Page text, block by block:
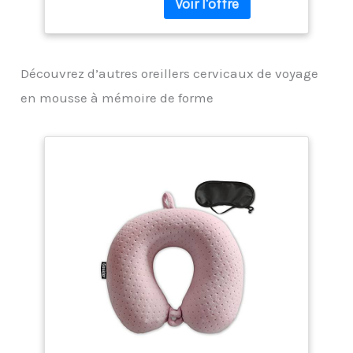
de voyage est
facilement amovible et
éclair arrière pratique,
ce qui permet de rester
est ultra léger et
portable. Il est sécurisé
avec une fermeture à
pression qui se fixe
facilement aux valises,
sacs de sport, sacs de
week-end et sacs à dos
pour voyager mains
libres dans les
aéroports, les terminaux
pour les femmes, les
voyage Brookstone est
conçue pour ajouter un
rangement élevés aux
boutique pour trouver
des cadeaux que tout
voyageur adorera et
adorera Oreiller de
voyage en mousse à
mémoire de forme :
l'oreiller de voyage en
mousse à mémoire de
forme Brookstone est
Découvrez d’autres oreillers cervicaux de voyage
en mousse à mémoire de forme